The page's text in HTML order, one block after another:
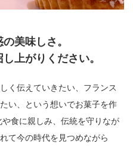
美味しさ。
上がりください。
く伝えていきたい、フランス
い、という想いでお菓子を作
食に親しみ、伝統を守りなが
て今の時代を見つめながら